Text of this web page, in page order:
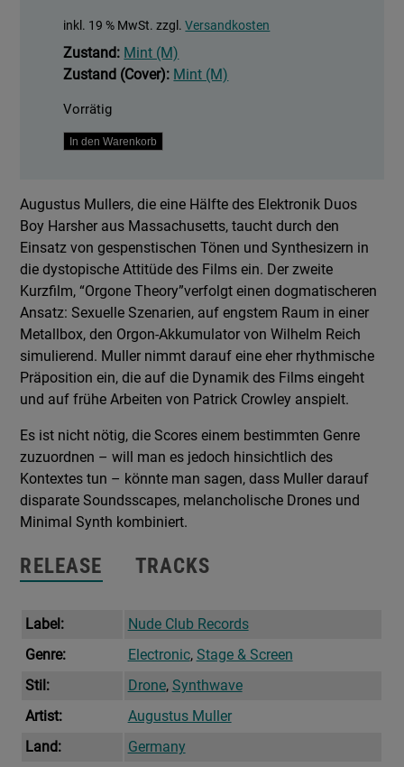
inkl. 19 % MwSt. zzgl.Versandkosten
Zustand: Mint (M)
Zustand (Cover): Mint (M)
Vorrätig
Machine
Menge
In den Warenkorb
Augustus Mullers, die eine Hälfte des Elektronik Duos
Boy Harsher aus Massachusetts, taucht durch den
Einsatz von gespenstischen Tönen und Synthesizern in
die dystopische Attitüde des Films ein. Der zweite
Kurzfilm, “Orgone Theory”verfolgt einen dogmatischeren
Ansatz: Sexuelle Szenarien, auf engstem Raum in einer
Metallbox, den Orgon-Akkumulator von Wilhelm Reich
simulierend. Muller nimmt darauf eine eher rhythmische
Präposition ein, die auf die Dynamik des Films eingeht
und auf frühe Arbeiten von Patrick Crowley anspielt.
Es ist nicht nötig, die Scores einem bestimmten Genre
zuzuordnen – will man es jedoch hinsichtlich des
Kontextes tun – könnte man sagen, dass Muller darauf
disparate Soundsscapes, melancholische Drones und
Minimal Synth kombiniert.
RELEASE TRACKS
Label:
Nude Club Records
Genre:
Electronic, Stage & Screen
Stil:
Drone, Synthwave
Artist:
Augustus Muller
Land:
Germany